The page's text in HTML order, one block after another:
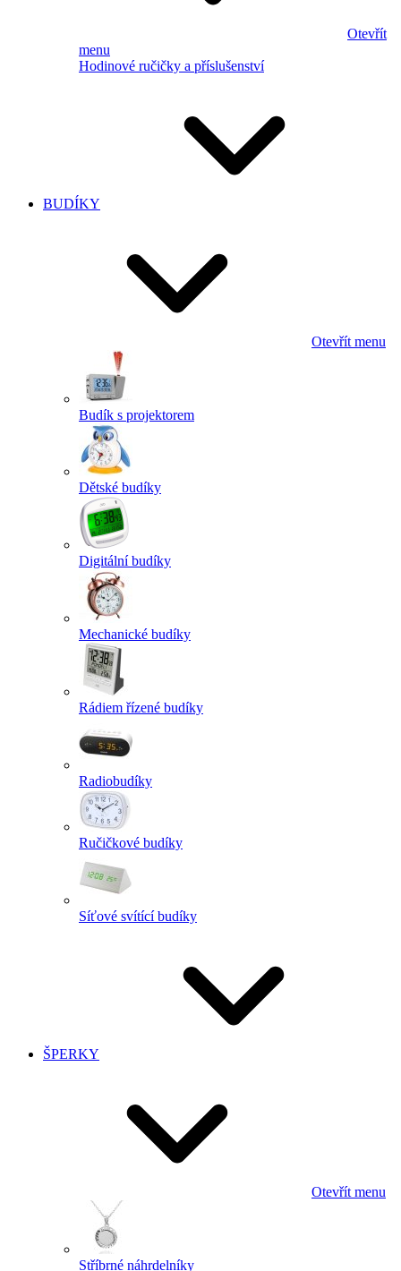
Otevřít
menu
Hodinové ručičky a příslušenství
BUDÍKY
Otevřít menu
Budík s projektorem
Dětské budíky
Digitální budíky
Mechanické budíky
Rádiem řízené budíky
Radiobudíky
Ručičkové budíky
Síťové svítící budíky
ŠPERKY
Otevřít menu
Stříbrné náhrdelníky